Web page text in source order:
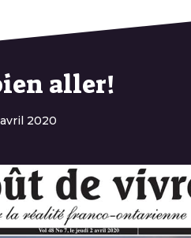
aller!
avril 2020